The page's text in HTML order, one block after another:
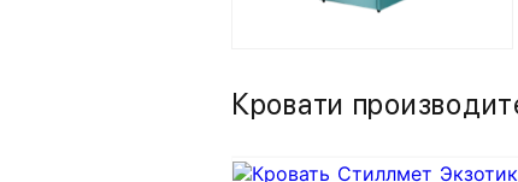
Кровати